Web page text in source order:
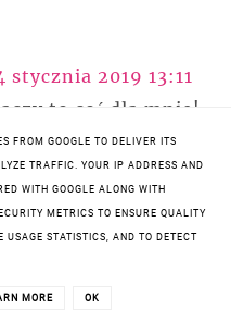
stycznia 2019 13:11
to coś dla mnie!
ajj chętnie bym
FROM GOOGLE TO DELIVER ITS
TRAFFIC. YOUR IP ADDRESS AND
WITH GOOGLE ALONG WITH
METRICS TO ENSURE QUALITY
USAGE STATISTICS, AND TO DETECT
MORE OK